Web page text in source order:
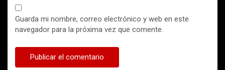
Guarda mi nombre, correo electrónico y web en este
navegador para la próxima vez que comente.